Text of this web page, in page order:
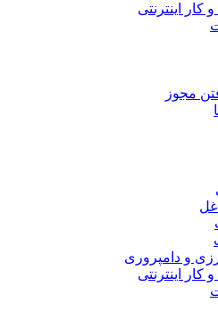
اينترنتی
مجوز
و دامپروری
اينترنتی